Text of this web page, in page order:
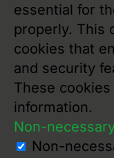
essential for
properly. This
cookies that
and security
These
information.
Non-
Non-